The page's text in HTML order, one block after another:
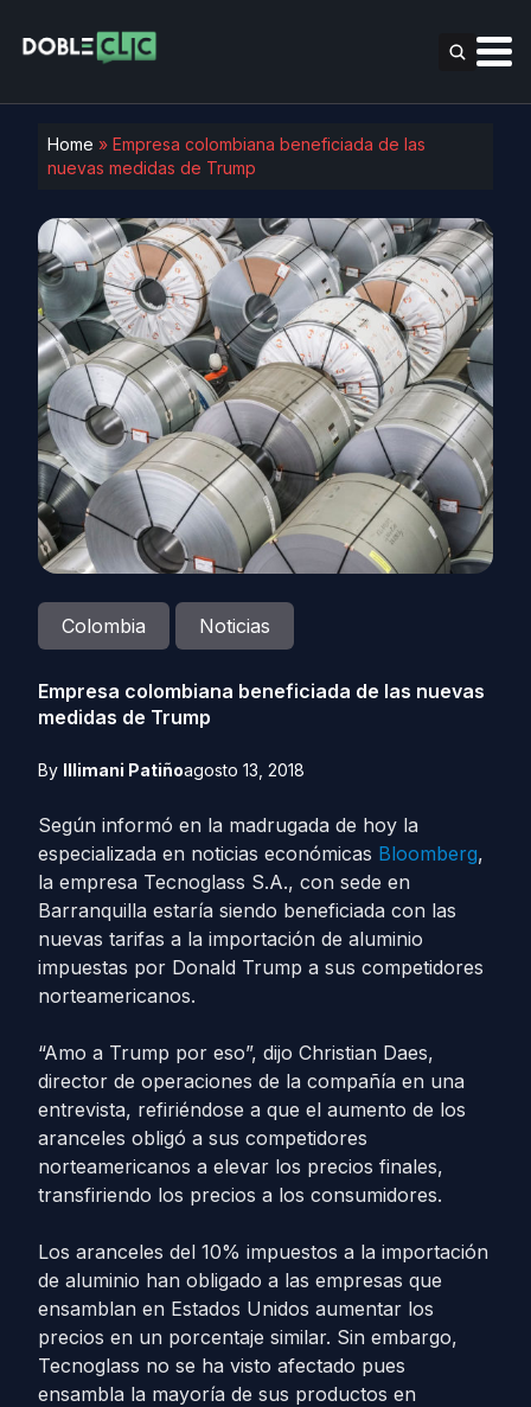
Home » Empresa colombiana beneficiada de las
nuevas medidas de Trump
Colombia Noticias
Empresa colombiana beneficiada de las nuevas
medidas de Trump
By Illimani Patiñoagosto 13, 2018
Según informó en la madrugada de hoy la
especializada en noticias económicas Bloomberg,
la empresa Tecnoglass S.A., con sede en
Barranquilla estaría siendo beneficiada con las
nuevas tarifas a la importación de aluminio
impuestas por Donald Trump a sus competidores
norteamericanos.
“Amo a Trump por eso”, dijo Christian Daes,
director de operaciones de la compañía en una
entrevista, refiriéndose a que el aumento de los
aranceles obligó a sus competidores
norteamericanos a elevar los precios finales,
transfiriendo los precios a los consumidores.
Los aranceles del 10% impuestos a la importación
de aluminio han obligado a las empresas que
ensamblan en Estados Unidos aumentar los
precios en un porcentaje similar. Sin embargo,
Tecnoglass no se ha visto afectado pues
ensambla la mayoría de sus productos en